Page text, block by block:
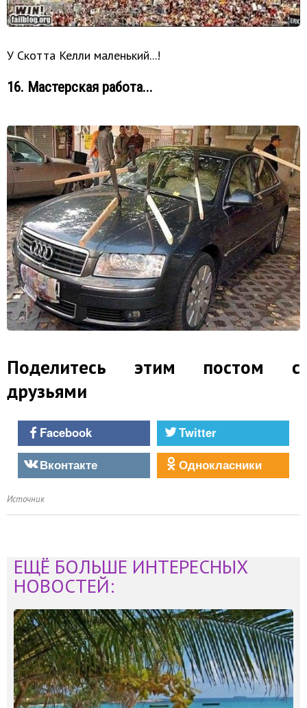
У Скотта Келли маленький...!
16. Мастерская работа...
Поделитесь этим постом с
друзьями
Facebook
Twitter
Вконтакте
Однокласники
Источник
ЕЩЁ БОЛЬШЕ ИНТЕРЕСНЫХ
НОВОСТЕЙ: